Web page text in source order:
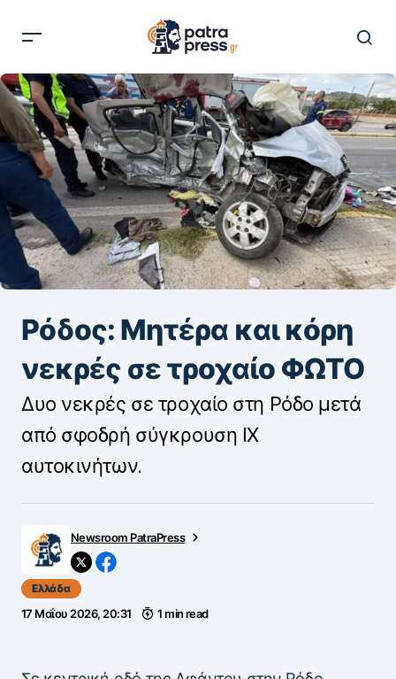
Ρόδος: Μητέρα και κόρη
νεκρές σε τροχαίο ΦΩΤΟ
Δυο νεκρές σε τροχαίο στη Ρόδο μετά
από σφοδρή σύγκρουση ΙΧ
αυτοκινήτων.
Newsroom PatraPress
Ελλάδα
17 Μαΐου 2026, 20:31 1 min read